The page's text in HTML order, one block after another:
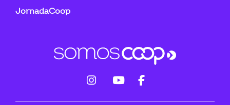
JornadaCoop